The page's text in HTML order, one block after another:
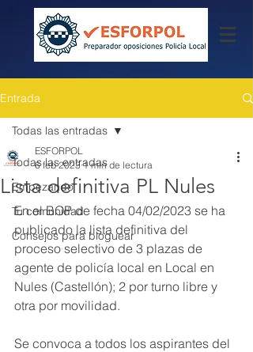
Entrada
Todas las entradas
Empezando
Tu comunidad
Consejos para bloguear
Todas las entradas
Lista definitiva PL Nules
ESFORPOL
6 feb 2023 1 min de lectura
En el BOP de fecha 04/02/2023 se ha
publicado la lista definitiva del
proceso selectivo de 3 plazas de
agente de policía local en Local en
Nules (Castellón); 2 por turno libre y
otra por movilidad.
Se convoca a todos los aspirantes del